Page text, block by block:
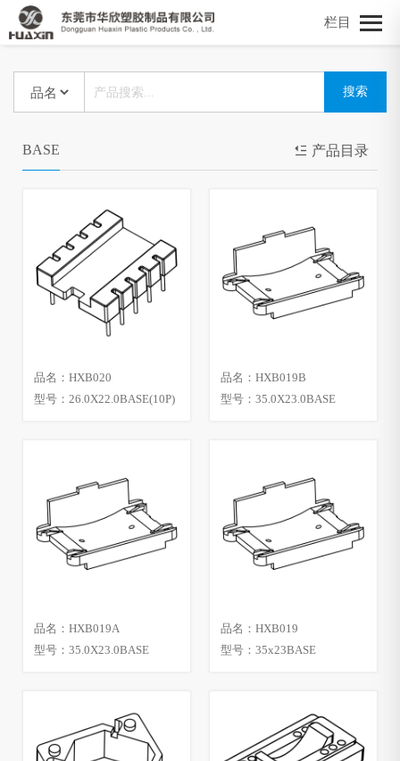
栏目
BASE 产品目录
品名：HXB020
型号：26.0X22.0BASE(10P)
品名：HXB019B
型号：35.0X23.0BASE
品名：HXB019A
型号：35.0X23.0BASE
品名：HXB019
型号：35x23BASE